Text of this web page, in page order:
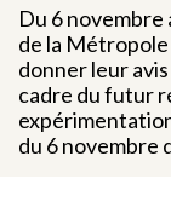
Du 6 novembre
de la
donner leur
cadre du futur
du 6 novembre